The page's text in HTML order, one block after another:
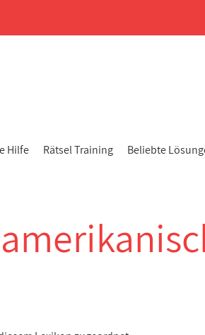
Hilfe Rätsel Training Beliebte